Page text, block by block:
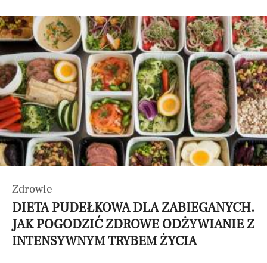
Zdrowie
DIETA PUDEŁKOWA DLA ZABIEGANYCH.
JAK POGODZIĆ ZDROWE ODŻYWIANIE Z
INTENSYWNYM TRYBEM ŻYCIA